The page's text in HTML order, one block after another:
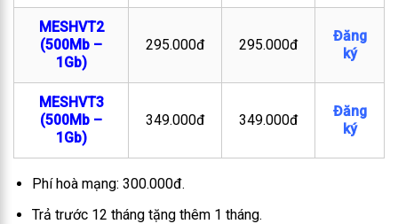
MESHVT2
(500Mb –
1Gb)
295.000đ 295.000đ
Đăng
ký
MESHVT3
(500Mb –
1Gb)
349.000đ 349.000đ
Đăng
ký
Phí hoà mạng: 300.000đ.
Trả trước 12 tháng tặng thêm 1 tháng.